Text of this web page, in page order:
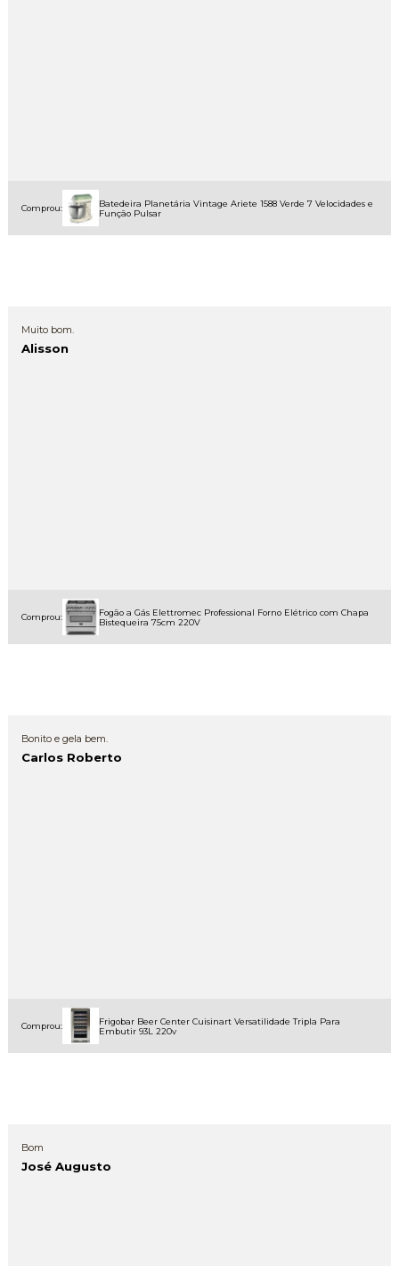
Comprou:
Batedeira Planetária Vintage Ariete 1588 Verde 7 Velocidades e
Função Pulsar
Muito bom.
Alisson
Comprou:
Fogão a Gás Elettromec Professional Forno Elétrico com Chapa
Bistequeira 75cm 220V
Bonito e gela bem.
Carlos Roberto
Comprou:
Frigobar Beer Center Cuisinart Versatilidade Tripla Para
Embutir 93L 220v
Bom
José Augusto